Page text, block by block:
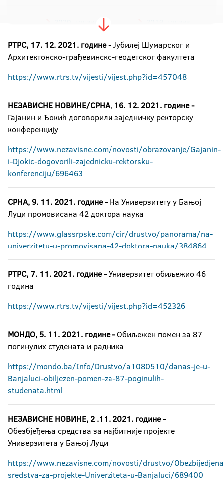
2018. година 2017. година
РТРС, 17. 12. 2021. године -Јубилеј Шумарског и
Архитектонско-грађевинско-геодетског факултета
https://www.rtrs.tv/vijesti/vijest.php?id=457048
НЕЗАВИСНЕ НОВИНЕ/СРНА, 16. 12. 2021. године -
Гајанин и Ђокић договорили заједничку ректорску
конференцију
https://www.nezavisne.com/novosti/obrazovanje/Gajanin-
i-Djokic-dogovorili-zajednicku-rektorsku-
konferenciju/696463
СРНА, 9. 11. 2021. године -На Универзитету у Бањој
Луци промовисана 42 доктора наука
https://www.glassrpske.com/cir/drustvo/panorama/na-
univerzitetu-u-promovisana-42-doktora-nauka/384864
РТРС, 7. 11. 2021. године -Универзитет обиљежио 46
година
https://www.rtrs.tv/vijesti/vijest.php?id=452326
МОНДО, 5. 11. 2021. године -Обиљежен помен за 87
погинулих студената и радника
https://mondo.ba/Info/Drustvo/a1080510/danas-je-u-
Banjaluci-obiljezen-pomen-za-87-poginulih-
studenata.html
НЕЗАВИСНЕ НОВИНЕ, 2 .11. 2021. године -
Обезбјеђења средства за најбитније пројекте
Универзитета у Бањој Луци
https://www.nezavisne.com/novosti/drustvo/
sredstva-za-projekte-Univerziteta-u-Banjaluci/689400